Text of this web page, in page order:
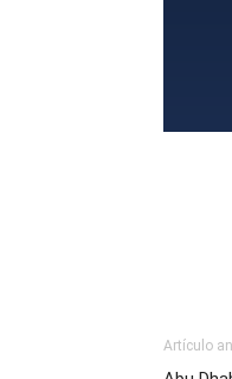
Artículo